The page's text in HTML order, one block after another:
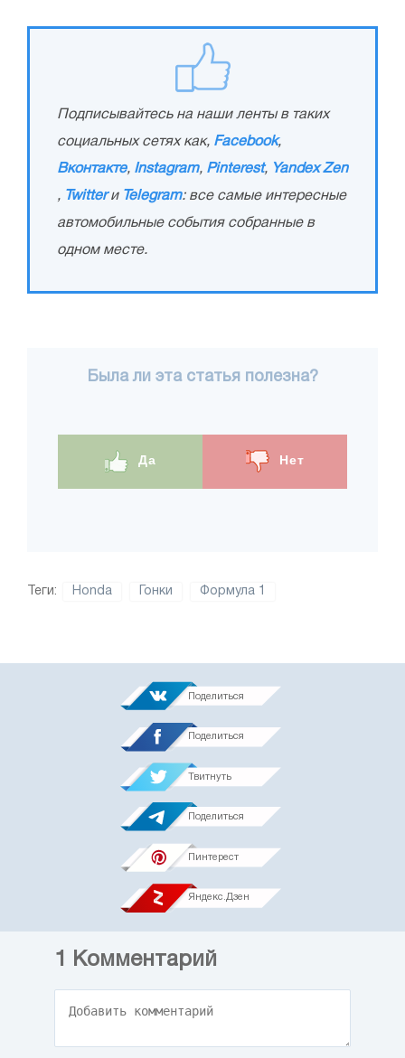
Подписывайтесь на наши ленты в таких
социальных сетях как, Facebook,
Вконтакте, Instagram, Pinterest, Yandex Zen
, Twitterи Telegram: все самые интересные
автомобильные события собранные в
одном месте.
Была ли эта статья полезна?
Да Нет
Теги: Honda Гонки Формула 1
Поделиться
Поделиться
Твитнуть
Поделиться
Пинтерест
Яндекс.Дзен
1 Комментарий